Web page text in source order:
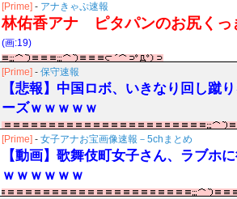
[Prime] - アナきゃぷ速報
林佑香アナ ピタパンのお尻くっ
(画:19)
[Prime] - 保守速報
【悲報】中国ロボ、いきなり回し蹴
ーズｗｗｗｗｗ
[Prime] - 女子アナお宝画像速報－5chまとめ
【動画】歌舞伎町女子さん、ラブホ
ｗｗｗｗｗｗ